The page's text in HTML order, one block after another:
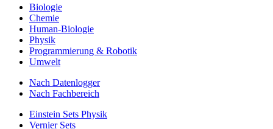
Biologie
Chemie
Human-Biologie
Physik
Programmierung & Robotik
Umwelt
Nach Datenlogger
Nach Fachbereich
Einstein Sets Physik
Vernier Sets